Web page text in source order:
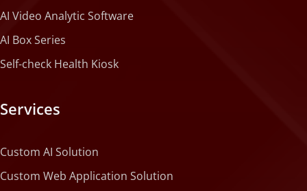
AI Video Analytic Software
AI Box Series
Self-check Health Kiosk
Services
Custom AI Solution
Custom Web Application Solution